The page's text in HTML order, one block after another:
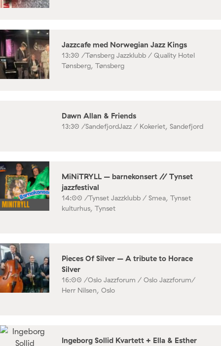
Jazzcafe med Norwegian Jazz Kings
13:30 /Tønsberg Jazzklubb / Quality Hotel
Tønsberg, Tønsberg
Dawn Allan & Friends
13:30 /SandefjordJazz / Kokeriet, Sandefjord
MiNiTRYLL – barnekonsert // Tynset
jazzfestival
14:00 /Tynset Jazzklubb / Smea, Tynset
kulturhus, Tynset
Pieces Of Silver – A tribute to Horace
Silver
16:00 /Oslo Jazzforum / Oslo Jazzforum/
Herr Nilsen, Oslo
Ingeborg Sollid Kvartett + Ella & Esther